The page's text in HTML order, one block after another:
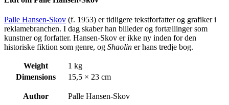
Palle Hansen-Skov (f. 1953) er tidligere tekstforfatter og grafiker i
reklamebranchen. I dag skaber han billeder og fortællinger som
kunstner og forfatter. Hansen-Skov er ikke ny inden for den
historiske fiktion som genre, og Shaolin er hans tredje bog.
Weight
1 kg
Dimensions
15,5 × 23 cm
Author Palle Hansen-Skov